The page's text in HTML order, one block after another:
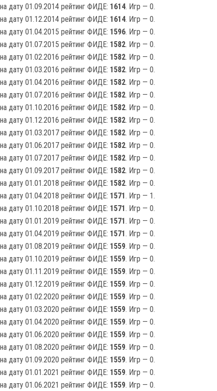
на дату 01.09.2014 рейтинг ФИДЕ: 1614. Игр — 0.
на дату 01.12.2014 рейтинг ФИДЕ: 1614. Игр — 0.
на дату 01.04.2015 рейтинг ФИДЕ: 1596. Игр — 0.
на дату 01.07.2015 рейтинг ФИДЕ: 1582. Игр — 0.
на дату 01.02.2016 рейтинг ФИДЕ: 1582. Игр — 0.
на дату 01.03.2016 рейтинг ФИДЕ: 1582. Игр — 0.
на дату 01.04.2016 рейтинг ФИДЕ: 1582. Игр — 0.
на дату 01.07.2016 рейтинг ФИДЕ: 1582. Игр — 0.
на дату 01.10.2016 рейтинг ФИДЕ: 1582. Игр — 0.
на дату 01.12.2016 рейтинг ФИДЕ: 1582. Игр — 0.
на дату 01.03.2017 рейтинг ФИДЕ: 1582. Игр — 0.
на дату 01.06.2017 рейтинг ФИДЕ: 1582. Игр — 0.
на дату 01.07.2017 рейтинг ФИДЕ: 1582. Игр — 0.
на дату 01.09.2017 рейтинг ФИДЕ: 1582. Игр — 0.
на дату 01.01.2018 рейтинг ФИДЕ: 1582. Игр — 0.
на дату 01.04.2018 рейтинг ФИДЕ: 1571. Игр — 1.
на дату 01.10.2018 рейтинг ФИДЕ: 1571. Игр — 0.
на дату 01.01.2019 рейтинг ФИДЕ: 1571. Игр — 0.
на дату 01.04.2019 рейтинг ФИДЕ: 1571. Игр — 0.
на дату 01.08.2019 рейтинг ФИДЕ: 1559. Игр — 0.
на дату 01.10.2019 рейтинг ФИДЕ: 1559. Игр — 0.
на дату 01.11.2019 рейтинг ФИДЕ: 1559. Игр — 0.
на дату 01.12.2019 рейтинг ФИДЕ: 1559. Игр — 0.
на дату 01.02.2020 рейтинг ФИДЕ: 1559. Игр — 0.
на дату 01.03.2020 рейтинг ФИДЕ: 1559. Игр — 0.
на дату 01.04.2020 рейтинг ФИДЕ: 1559. Игр — 0.
на дату 01.06.2020 рейтинг ФИДЕ: 1559. Игр — 0.
на дату 01.08.2020 рейтинг ФИДЕ: 1559. Игр — 0.
на дату 01.09.2020 рейтинг ФИДЕ: 1559. Игр — 0.
на дату 01.01.2021 рейтинг ФИДЕ: 1559. Игр — 0.
на дату 01.06.2021 рейтинг ФИДЕ: 1559. Игр — 0.